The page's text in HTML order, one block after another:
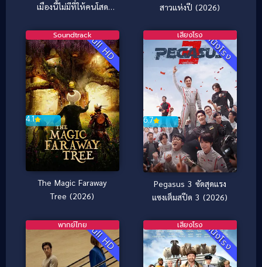
เมืองนี้ไม่มีที่ให้คนโสด
สาวแห่งปี (2026)
Full HD
4.1
Soundtrack
The Magic Faraway
Tree (2026)
หนังโรง
6.7
เสียงโรง
Pegasus 3 ซัดสุดแรง
แซงเต็มสปีด 3 (2026)
Full HD
พากย์ไทย หนังโรง
เสียงโรง